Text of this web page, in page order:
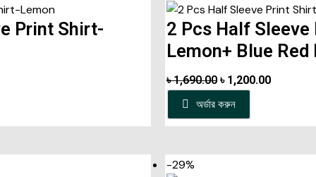
Print Shirt-
2 Pcs Half
Lemon+ Blue Red
৳1,690.00 ৳ 1,200.00
অর্ডার করুন
-29%